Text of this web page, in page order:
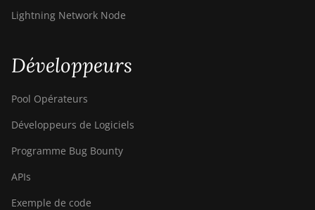
Lightning Network Node
Développeurs
Pool Opérateurs
Développeurs de Logiciels
Programme Bug Bounty
APIs
Exemple de code